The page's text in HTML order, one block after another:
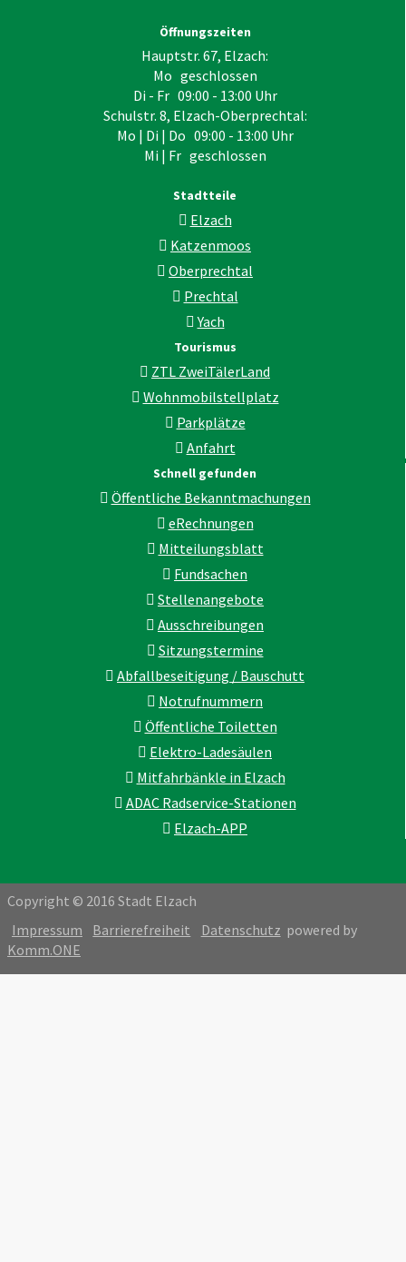
Öffnungszeiten
Hauptstr. 67, Elzach:
Mo geschlossen
Di - Fr 09:00 - 13:00 Uhr
Schulstr. 8, Elzach-Oberprechtal:
Mo | Di | Do 09:00 - 13:00 Uhr
Mi | Fr geschlossen
Stadtteile
Elzach
Katzenmoos
Oberprechtal
Prechtal
Yach
Tourismus
ZTL ZweiTälerLand
Wohnmobilstellplatz
Parkplätze
Anfahrt
Schnell gefunden
Öffentliche Bekanntmachungen
eRechnungen
Mitteilungsblatt
Fundsachen
Stellenangebote
Ausschreibungen
Sitzungstermine
Abfallbeseitigung / Bauschutt
Notrufnummern
Öffentliche Toiletten
Elektro-Ladesäulen
Mitfahrbänkle in Elzach
ADAC Radservice-Stationen
Elzach-APP
Copyright © 2016 Stadt Elzach
Impressum
Barrierefreiheit Datenschutz powered by
Komm.ONE